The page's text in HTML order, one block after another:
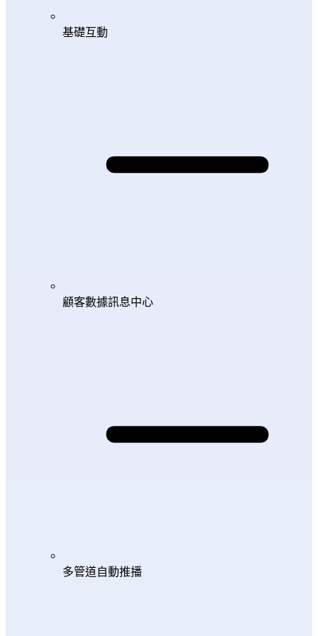
基礎互動
顧客數據訊息中心
多管道自動推播